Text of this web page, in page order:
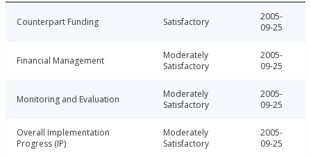
Counterpart Funding Satisfactory
2005-
09-25
Financial Management
Moderately
Satisfactory
2005-
09-25
Monitoring and Evaluation
Moderately
Satisfactory
2005-
09-25
Overall Implementation
Progress (IP)
Moderately
Satisfactory
2005-
09-25